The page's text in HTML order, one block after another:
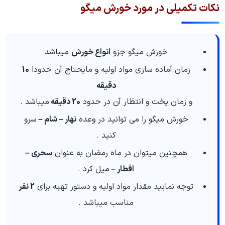
نکات تکمیلی در مورد خورش میگو
خورش میگو جزو انواع خورش میباشد
زمان آماده سازی مواد اولیه و مایحتاج آن حدودا 10
دقیقه
و زمان پخت و انتظار آن در حدود 20 دقیقه
میباشد .
خورش میگو را می توانید در وعدهنهار – شام –سرو
کنید .
همچنین میتوان در ماه رمضان به عنوانسحری –
افطار –میل کرد .
توجه نمایید مقدار مواد اولیه و دستور تهیه برای 2 نفر
مناسب میباشد .